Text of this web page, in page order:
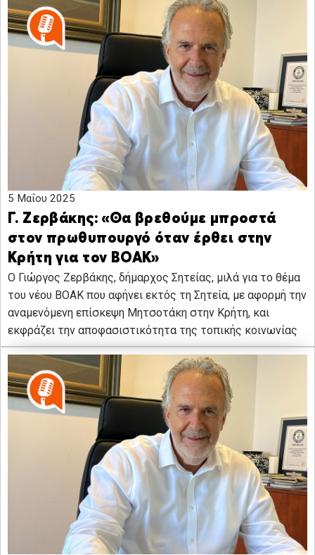
5 Μαΐου 2025
Γ. Ζερβάκης: «Θα βρεθούμε μπροστά
στον πρωθυπουργό όταν έρθει στην
Κρήτη για τον ΒΟΑΚ»
Ο Γιώργος Ζερβάκης, δήμαρχος Σητείας, μιλά για το θέμα
του νέου ΒΟΑΚ που αφήνει εκτός τη Σητεία, με αφορμή την
αναμενόμενη επίσκεψη Μητσοτάκη στην Κρήτη, και
εκφράζει την αποφασιστικότητα της τοπικής κοινωνίας